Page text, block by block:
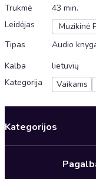
Trukmė
43 min.
Leidėjas
Muzikinė
Tipas
Audio
Kalba
lietuvių
Kategorija
Vaikams
Kategorijos
Sveikata,